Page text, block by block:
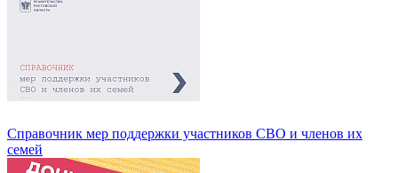
Справочник мер поддержки участников СВО и членов их
семей